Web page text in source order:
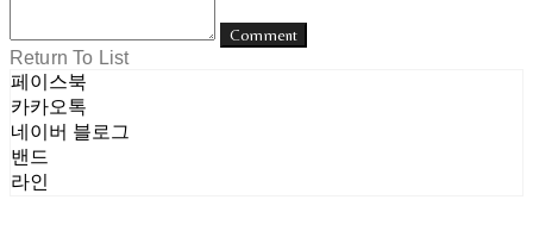
Comment
Return To List
페이스북
카카오톡
네이버 블로그
밴드
라인